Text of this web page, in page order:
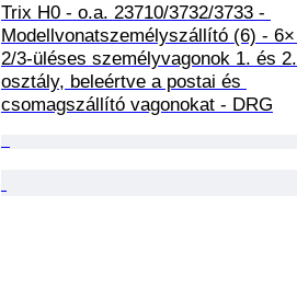
Trix H0 - o.a. 23710/3732/3733 -
Modellvonatszemélyszállító (6) - 6×
2/3-üléses személyvagonok 1. és 2.
osztály, beleértve a postai és
csomagszállító vagonokat - DRG